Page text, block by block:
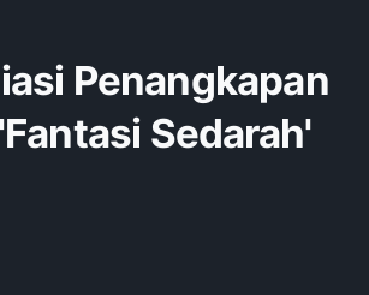
Penangkapan
Sedarah'